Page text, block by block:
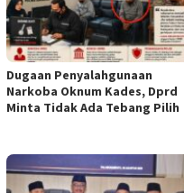
Dugaan Penyalahgunaan
Narkoba Oknum Kades, Dprd
Minta Tidak Ada Tebang Pilih